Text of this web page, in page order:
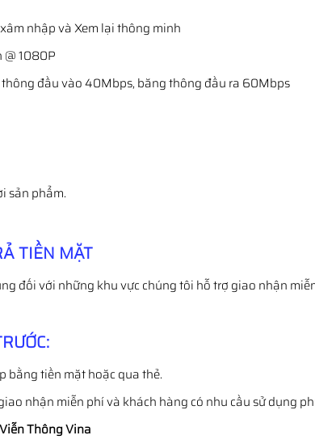
nhập và Xem lại thông minh
@ 1080P
đầu vào 40Mbps, băng thông đầu ra 60Mbps
sản phẩm.
TIỀN MẶT
đối với những khu vực chúng tôi hỗ trợ giao nhận
bằng tiền mặt hoặc qua thẻ.
nhận miễn phí và khách hàng có nhu cầu sử dụng
Thông Vina